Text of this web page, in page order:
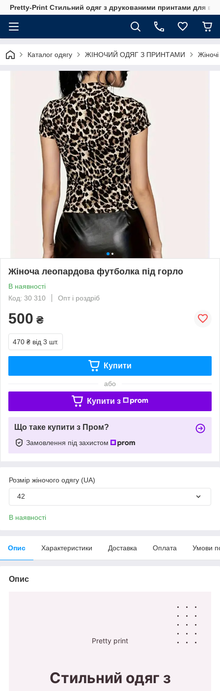
Pretty-Print Стильний одяг з друкованими принтами для
Каталог одягу ЖІНОЧИЙ ОДЯГ З ПРИНТАМИ
Жіноча леопардова футболка під горло
В наявності
Код: 30 310
Опт і роздріб
500 ₴
470 ₴ від 3 шт.
Купити
або
Купити з
Що таке купити з Пром?
Замовлення під захистом
Розмір жіночого одягу (UA)
42
В наявності
Опис Характеристики Доставка Оплата Умови
Опис
Pretty print
Стильний одяг з